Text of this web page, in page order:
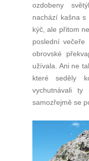
ozdobeny
nachází kašna
kýč, ale přitom
poslední
obrovské
užívala. Ani ne
které seděly
vychutnávali
samozřejmě se